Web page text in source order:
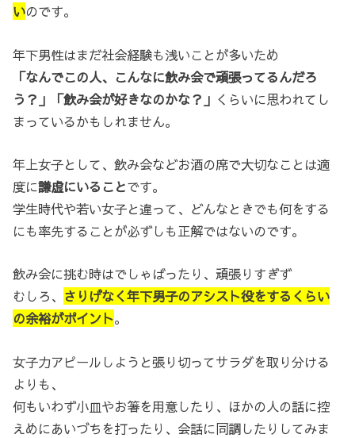
いのです。
年下男性はまだ社会経験も浅いことが多いため
「なんでこの人、こんなに飲み会で頑張ってるんだろ
う？」「飲み会が好きなのかな？」 くらいに思われてし
まっているかもしれません。
年上女子として、飲み会などお酒の席で大切なことは適
度に謙虚にいることです。
学生時代や若い女子と違って、どんなときでも何をする
にも率先することが必ずしも正解ではないのです。
飲み会に挑む時はでしゃばったり、頑張りすぎず
むしろ、 さりげなく年下男子のアシスト役をするくらい
の余裕がポイント。
女子力アピールしようと張り切ってサラダを取り分ける
よりも、
何もいわず小皿やお箸を用意したり、ほかの人の話に控
えめにあいづちを打ったり、会話に同調したりしてみま